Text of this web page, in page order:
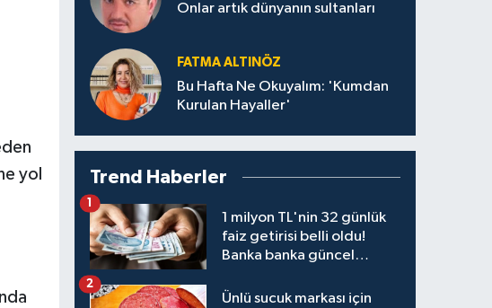
yol
Onlar artık dünyanın sultanları
FATMA ALTINÖZ
Bu Hafta Ne Okuyalım: 'Kumdan
Kurulan Hayaller'
Trend Haberler
1 milyon TL'nin 32 günlük
faiz getirisi belli oldu!
Banka banka güncel
1
Ünlü sucuk markası için
2